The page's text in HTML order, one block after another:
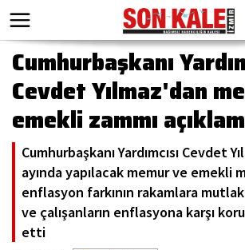
Cumhurbaşkanı
Cevdet Yılmaz'dan
emekli zammı
Cumhurbaşkanı Yardımcısı Cevdet
ayında yapılacak memur ve emekli
enflasyon farkının rakamlara
ve çalışanların enflasyona karşı
etti